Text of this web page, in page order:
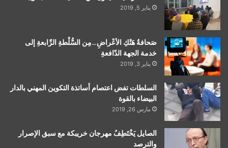
يناير 5, 2019
صَحافةُ هَتْكِ الأعْراضِ…مِن السُّلْطةِ الرِّابعةِ إلى
خدمة الجهة الدّافعةِ
يناير 3, 2019
السلطات تفض اعتصام أساتذة التكوين المهني بالدار
البيضاء بالقوة
مارس 26, 2019
الصايل يَخْتَطِفُ مهرجان خريبكة مع سبق الإصرار
والترصد